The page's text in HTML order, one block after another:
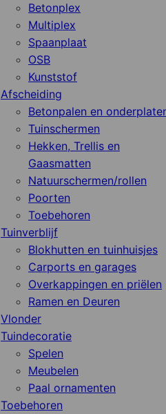
Betonplex
Multiplex
Spaanplaat
OSB
Kunststof
Afscheiding
Betonpalen en
Tuinschermen
Hekken, Trellis en
Gaasmatten
Natuurschermen/rollen
Poorten
Toebehoren
Tuinverblijf
Blokhutten en tuinhuisjes
Carports en garages
Overkappingen en priëlen
Ramen en Deuren
Vlonder
Tuindecoratie
Spelen
Meubelen
Paal ornamenten
Toebehoren